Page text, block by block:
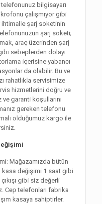
bilgisayarı
çalışmıyor gibi
şarj soketinin
şarj soketi;
araç üzerinden şarj
sebeplerden dolayı
içerisine yabancı
da olabilir. Bu ve
rahatlıkla servisimize
hizmetlerini doğru ve
ve garanti koşullarını
gereken telefonu
olduğumuz kargo ile
Mağazamızda bütün
değişimi 1 saat gibi
gibi siz değerli
Cep telefonları fabrika
kasaya sahiptirler.